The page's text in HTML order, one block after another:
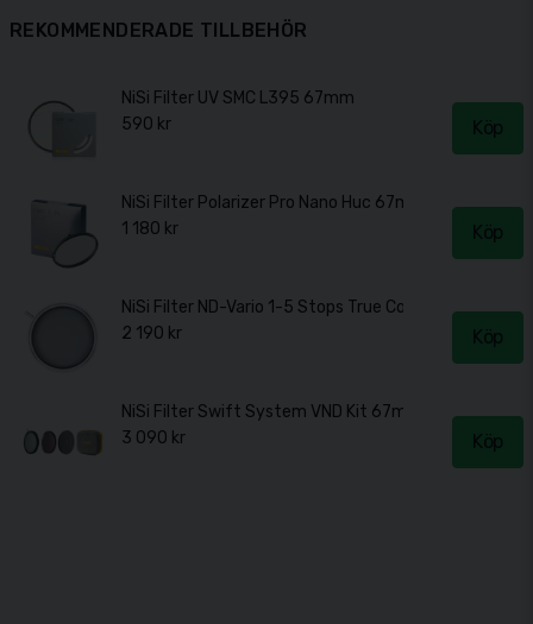
REKOMMENDERADE TILLBEHÖR
NiSi Filter UV SMC L395 67mm
590 kr
Köp
NiSi Filter Polarizer Pro Nano Huc 67mm
1 180 kr
Köp
NiSi Filter ND-Vario 1-5 Stops True Color 67mm
2 190 kr
Köp
NiSi Filter Swift System VND Kit 67mm
3 090 kr
Köp